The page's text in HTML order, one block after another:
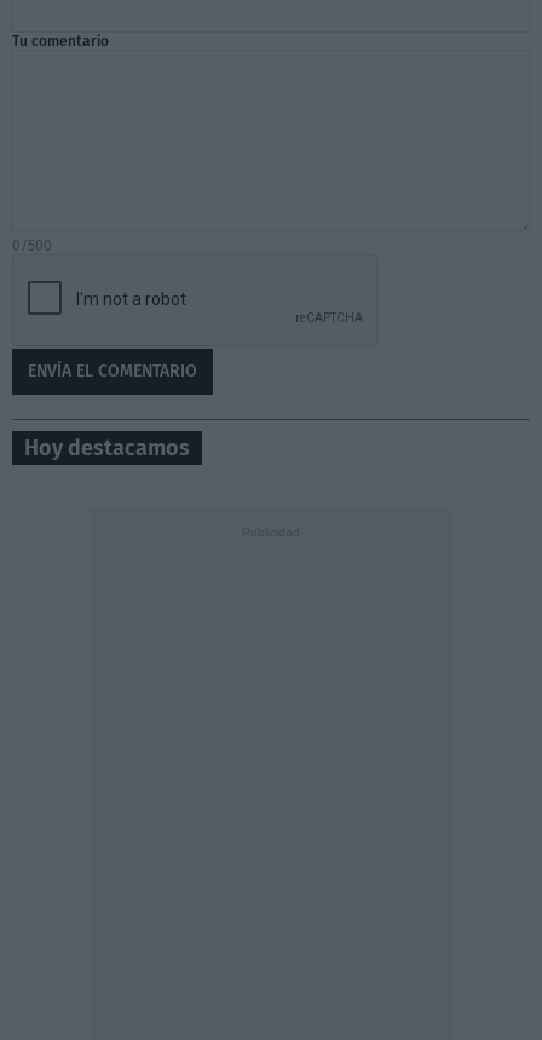
Tu comentario
0/500
Hoy destacamos